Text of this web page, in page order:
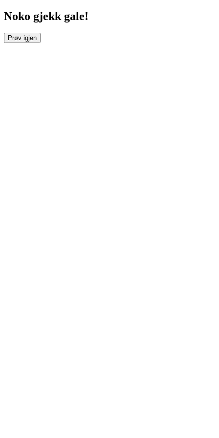
Noko gjekk gale!
Prøv igjen